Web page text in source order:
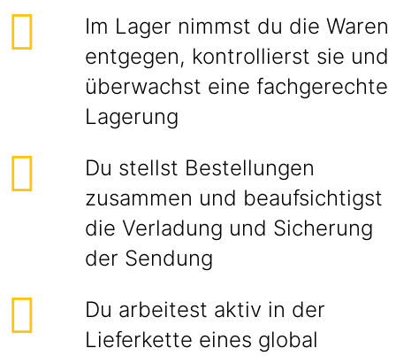
Im Lager nimmst du die Waren
entgegen, kontrollierst sie und
überwachst eine fachgerechte
Lagerung
Du stellst Bestellungen
zusammen und beaufsichtigst
die Verladung und Sicherung
der Sendung
Du arbeitest aktiv in der
Lieferkette eines global